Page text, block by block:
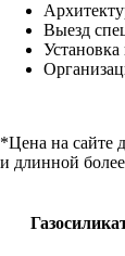
Выезд
*Цена на сайте
и длинной